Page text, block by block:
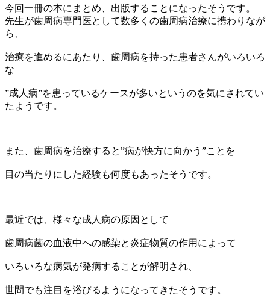
今回一冊の本にまとめ、出版することになったそうです。
先生が歯周病専門医として数多くの歯周病治療に携わりなが
ら、
治療を進めるにあたり、歯周病を持った患者さんがいろいろ
な
”成人病”を患っているケースが多いというのを気にされてい
たようです。
また、歯周病を治療すると”病が快方に向かう”ことを
目の当たりにした経験も何度もあったそうです。
最近では、様々な成人病の原因として
歯周病菌の血液中への感染と炎症物質の作用によって
いろいろな病気が発病することが解明され、
世間でも注目を浴びるようになってきたそうです。